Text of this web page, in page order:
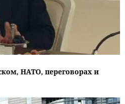
НАТО, переговорах и